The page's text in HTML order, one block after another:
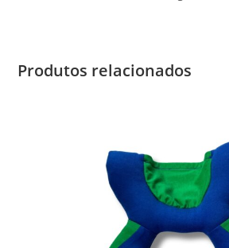
Produtos relacionados